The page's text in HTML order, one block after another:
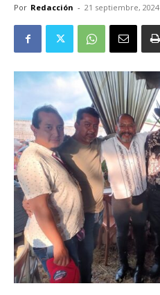
Por Redacción - 21 septiembre, 2024